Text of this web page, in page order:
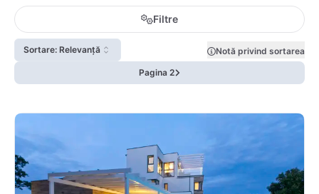
Filtre
Sortare: Relevanță
Notă privind sortarea
Pagina 2